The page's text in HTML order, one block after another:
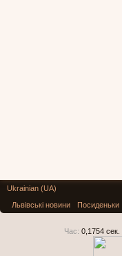
Ukrainian (UA)
Львівські новини
Посиденьки
Час: 0,1754 сек.